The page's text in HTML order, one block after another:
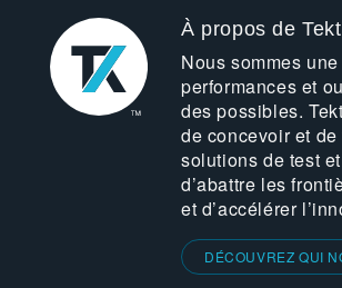
À propos de
Nous sommes
performances et
des possibles.
de concevoir et
solutions de test
d’abattre les
et d’accélérer
DÉCOUVREZ QUI